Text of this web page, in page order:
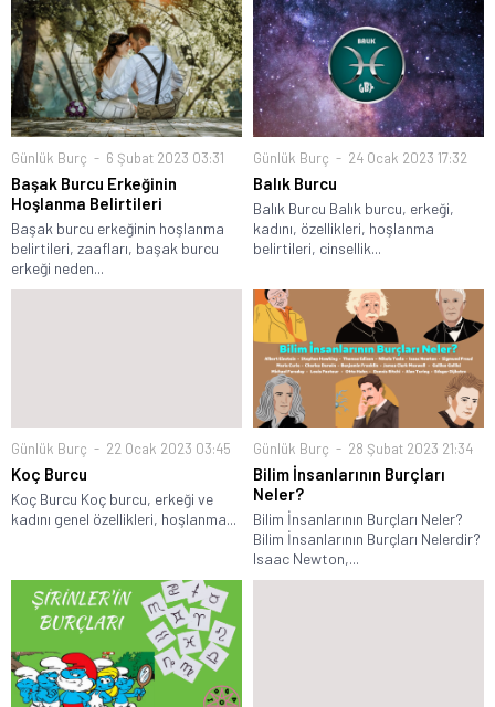
Günlük Burç 6 Şubat 2023 03:31
Başak Burcu Erkeğinin
Hoşlanma Belirtileri
Başak burcu erkeğinin hoşlanma
belirtileri, zaafları, başak burcu
erkeği neden...
Günlük Burç 24 Ocak 2023 17:32
Balık Burcu
Balık Burcu Balık burcu, erkeği,
kadını, özellikleri, hoşlanma
belirtileri, cinsellik...
Günlük Burç 22 Ocak 2023 03:45
Koç Burcu
Koç Burcu Koç burcu, erkeği ve
kadını genel özellikleri, hoşlanma...
Günlük Burç 28 Şubat 2023 21:34
Bilim İnsanlarının Burçları
Neler?
Bilim İnsanlarının Burçları Neler?
Bilim İnsanlarının Burçları Nelerdir?
Isaac Newton,...